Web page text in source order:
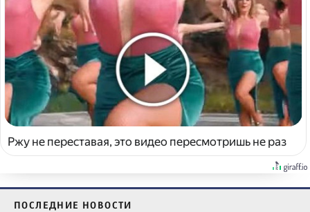
Ржу не переставая, это видео пересмотришь не раз
ПОСЛЕДНИЕ НОВОСТИ